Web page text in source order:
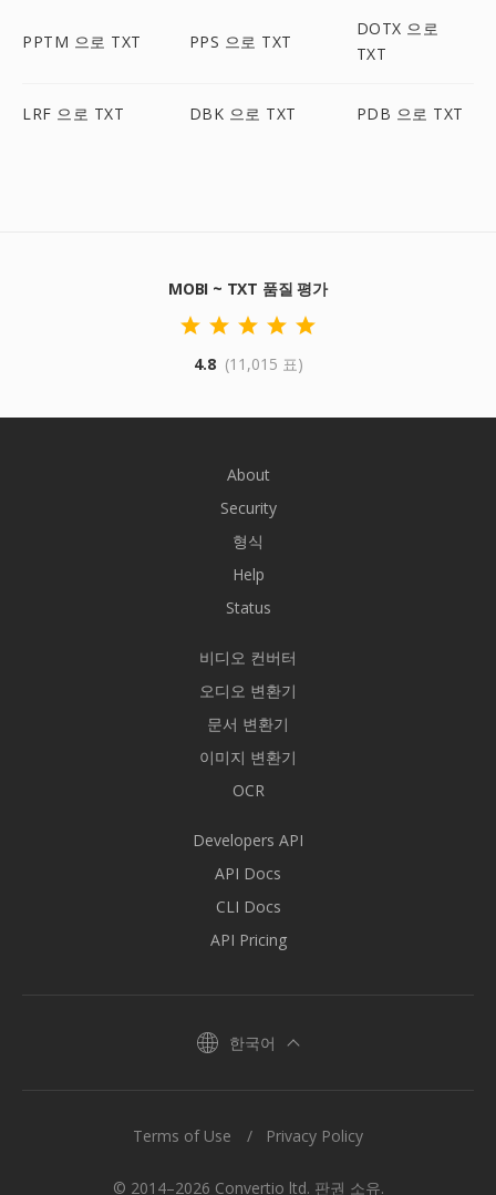
PPTM 으로 TXT PPS 으로 TXT
DOTX 으로
TXT
LRF 으로 TXT DBK 으로 TXT PDB 으로 TXT
MOBI ~ TXT 품질 평가
4.8 (11,015 표)
About
Security
형식
Help
Status
비디오 컨버터
오디오 변환기
문서 변환기
이미지 변환기
OCR
Developers API
API Docs
CLI Docs
API Pricing
한국어
© 2014–2026 Convertio ltd. 판권 소유.
Terms of Use Privacy Policy